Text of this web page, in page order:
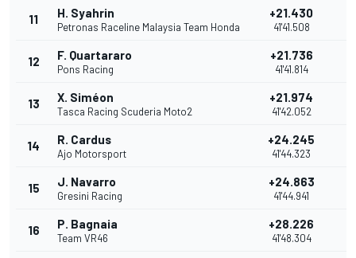
11 H. Syahrin
Petronas Raceline Malaysia Team Honda
+21.430
41'41.508
12 F. Quartararo
Pons Racing
+21.736
41'41.814
13 X. Siméon
Tasca Racing Scuderia Moto2
+21.974
41'42.052
14 R. Cardus
Ajo Motorsport
+24.245
41'44.323
15 J. Navarro
Gresini Racing
+24.863
41'44.941
16 P. Bagnaia
Team VR46
+28.226
41'48.304